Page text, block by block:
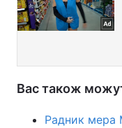
Вас також
Радник мера